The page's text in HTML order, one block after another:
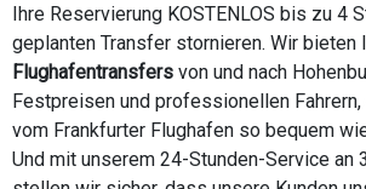
Ihre Reservierung KOSTENLOS bis zu 4
geplanten Transfer stornieren. Wir bieten
Flughafentransfers von und nach
Festpreisen und professionellen
vom Frankfurter Flughafen so bequem
Und mit unserem 24-Stunden-Service an